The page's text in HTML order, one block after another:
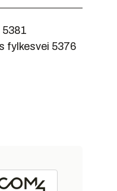
fylkesvei 5376